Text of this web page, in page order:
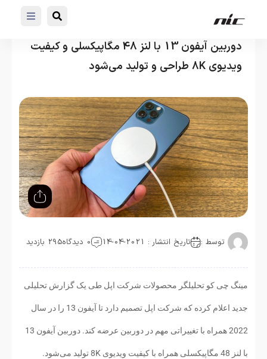
دوربین آیفون 13 با لنز 48 مگاپیکسلی و کیفیت
ویدیوی 8K طراحی و تولید می‌شود
توسط : تاریخ انتشار : 2021-04-14 0 دیدگاه 295 بازدید
مینگ چی کو تحلیلگر محصولات شرکت اپل طی یک گزارش تحلیلی
جدید اعلام کرده که شرکت اپل تصمیم دارد تا آیفون 13 را در سال
2022 همراه با تغییراتی مهم در دوربین عرضه کند. دوربین آیفون 13
با لنز 48 مگاپیکسلی همراه با کیفیت ویدیوی 8K تولید می‌شود.